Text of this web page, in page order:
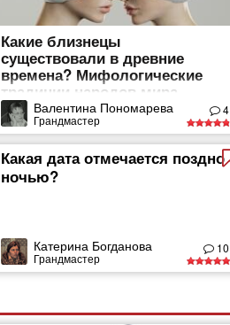
Какие близнецы
существовали в древние
времена? Мифологические
традиции народов мира
Валентина Пономарева
Грандмастер
4
Какая дата отмечается поздно
ночью?
Катерина Богданова
Грандмастер
10